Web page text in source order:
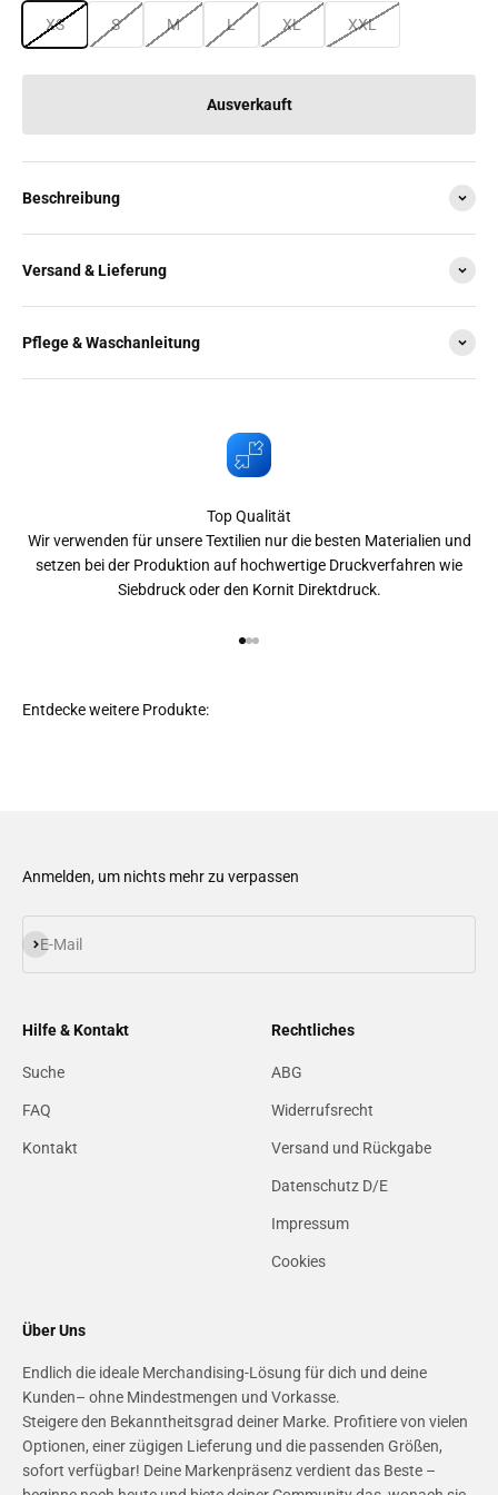
XS S M L XL XXL
Ausverkauft
Beschreibung
Versand & Lieferung
Pflege & Waschanleitung
Top Qualität
Wir verwenden für unsere Textilien nur die besten Materialien und
setzen bei der Produktion auf hochwertige Druckverfahren wie
Siebdruck oder den Kornit Direktdruck.
Anmelden, um nichts mehr zu verpassen
E-Mail
Abonnieren
Hilfe & Kontakt
Suche
FAQ
Kontakt
Rechtliches
ABG
Widerrufsrecht
Versand und Rückgabe
Datenschutz D/E
Impressum
Cookies
Über Uns
Endlich die ideale Merchandising-Lösung für dich und deine
Kunden– ohne Mindestmengen und Vorkasse.
Steigere den Bekanntheitsgrad deiner Marke. Profitiere von vielen
Optionen, einer zügigen Lieferung und die passenden Größen,
sofort verfügbar! Deine Markenpräsenz verdient das Beste –